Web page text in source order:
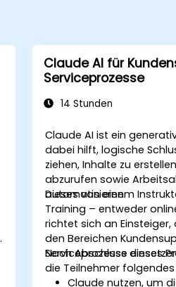
Claude AI für
Serviceprozesse
14 Stunden
Claude AI ist ein
dabei hilft, logische
ziehen, Inhalte zu
abzurufen sowie
automatisieren.
Dieses von einem
Training – entweder
richtet sich an Einsteiger,
den Bereichen
Serviceprozesse
Nach Abschluss dieses
die Teilnehmer
Claude nutzen, um